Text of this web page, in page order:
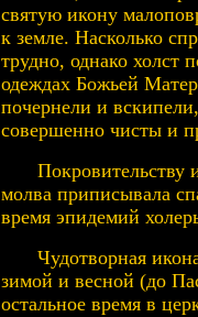
святую икону
к земле. Насколько
трудно, однако холст
одеждах Божьей
почернели и
совершенно чисты и
Покровительству
молва приписывала
время эпидемий
Чудотворная
зимой и весной (до
остальное время в